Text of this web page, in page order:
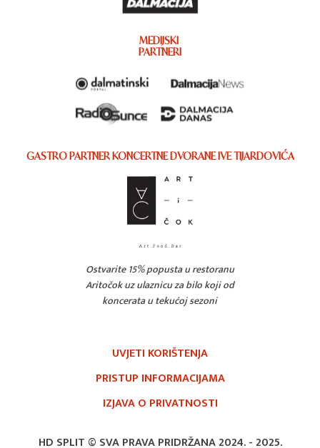
MEDIJSKI
PARTNERI
GASTRO PARTNER KONCERTNE DVORANE IVE TIJARDOVIĆA
Ostvarite 15% popusta u restoranu
Aritočok uz ulaznicu za bilo koji od
koncerata u tekućoj sezoni
HD SPLIT © SVA PRAVA PRIDRŽANA 2024. -2025.
UVJETI KORIŠTENJA
PRISTUP INFORMACIJAMA
IZJAVA O PRIVATNOSTI